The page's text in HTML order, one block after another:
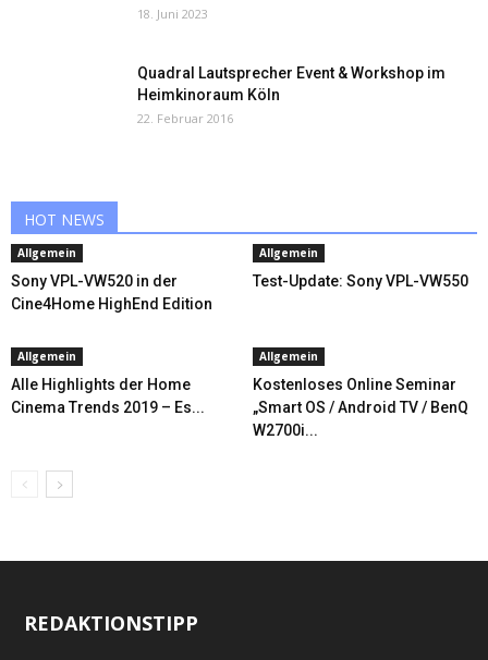
18. Juni 2023
Quadral Lautsprecher Event & Workshop im
Heimkinoraum Köln
22. Februar 2016
HOT NEWS
Allgemein
Sony VPL-VW520 in der
Cine4Home HighEnd Edition
Allgemein
Test-Update: Sony VPL-VW550
Allgemein
Alle Highlights der Home
Cinema Trends 2019 – Es...
Allgemein
Kostenloses Online Seminar
„Smart OS / Android TV / BenQ
W2700i...
REDAKTIONSTIPP